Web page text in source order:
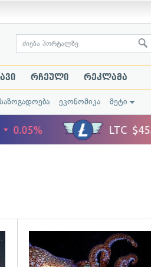
რჩეული რეკლამა
საზოგადოება ეკონომიკა მეტი
გადახედვა